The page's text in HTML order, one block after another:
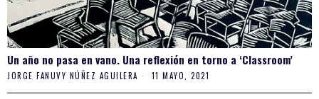
Un año no pasa en vano. Una reflexión en torno a ‘Classroom’
JORGE FANUVY NÚÑEZ AGUILERA 11 MAYO, 2021